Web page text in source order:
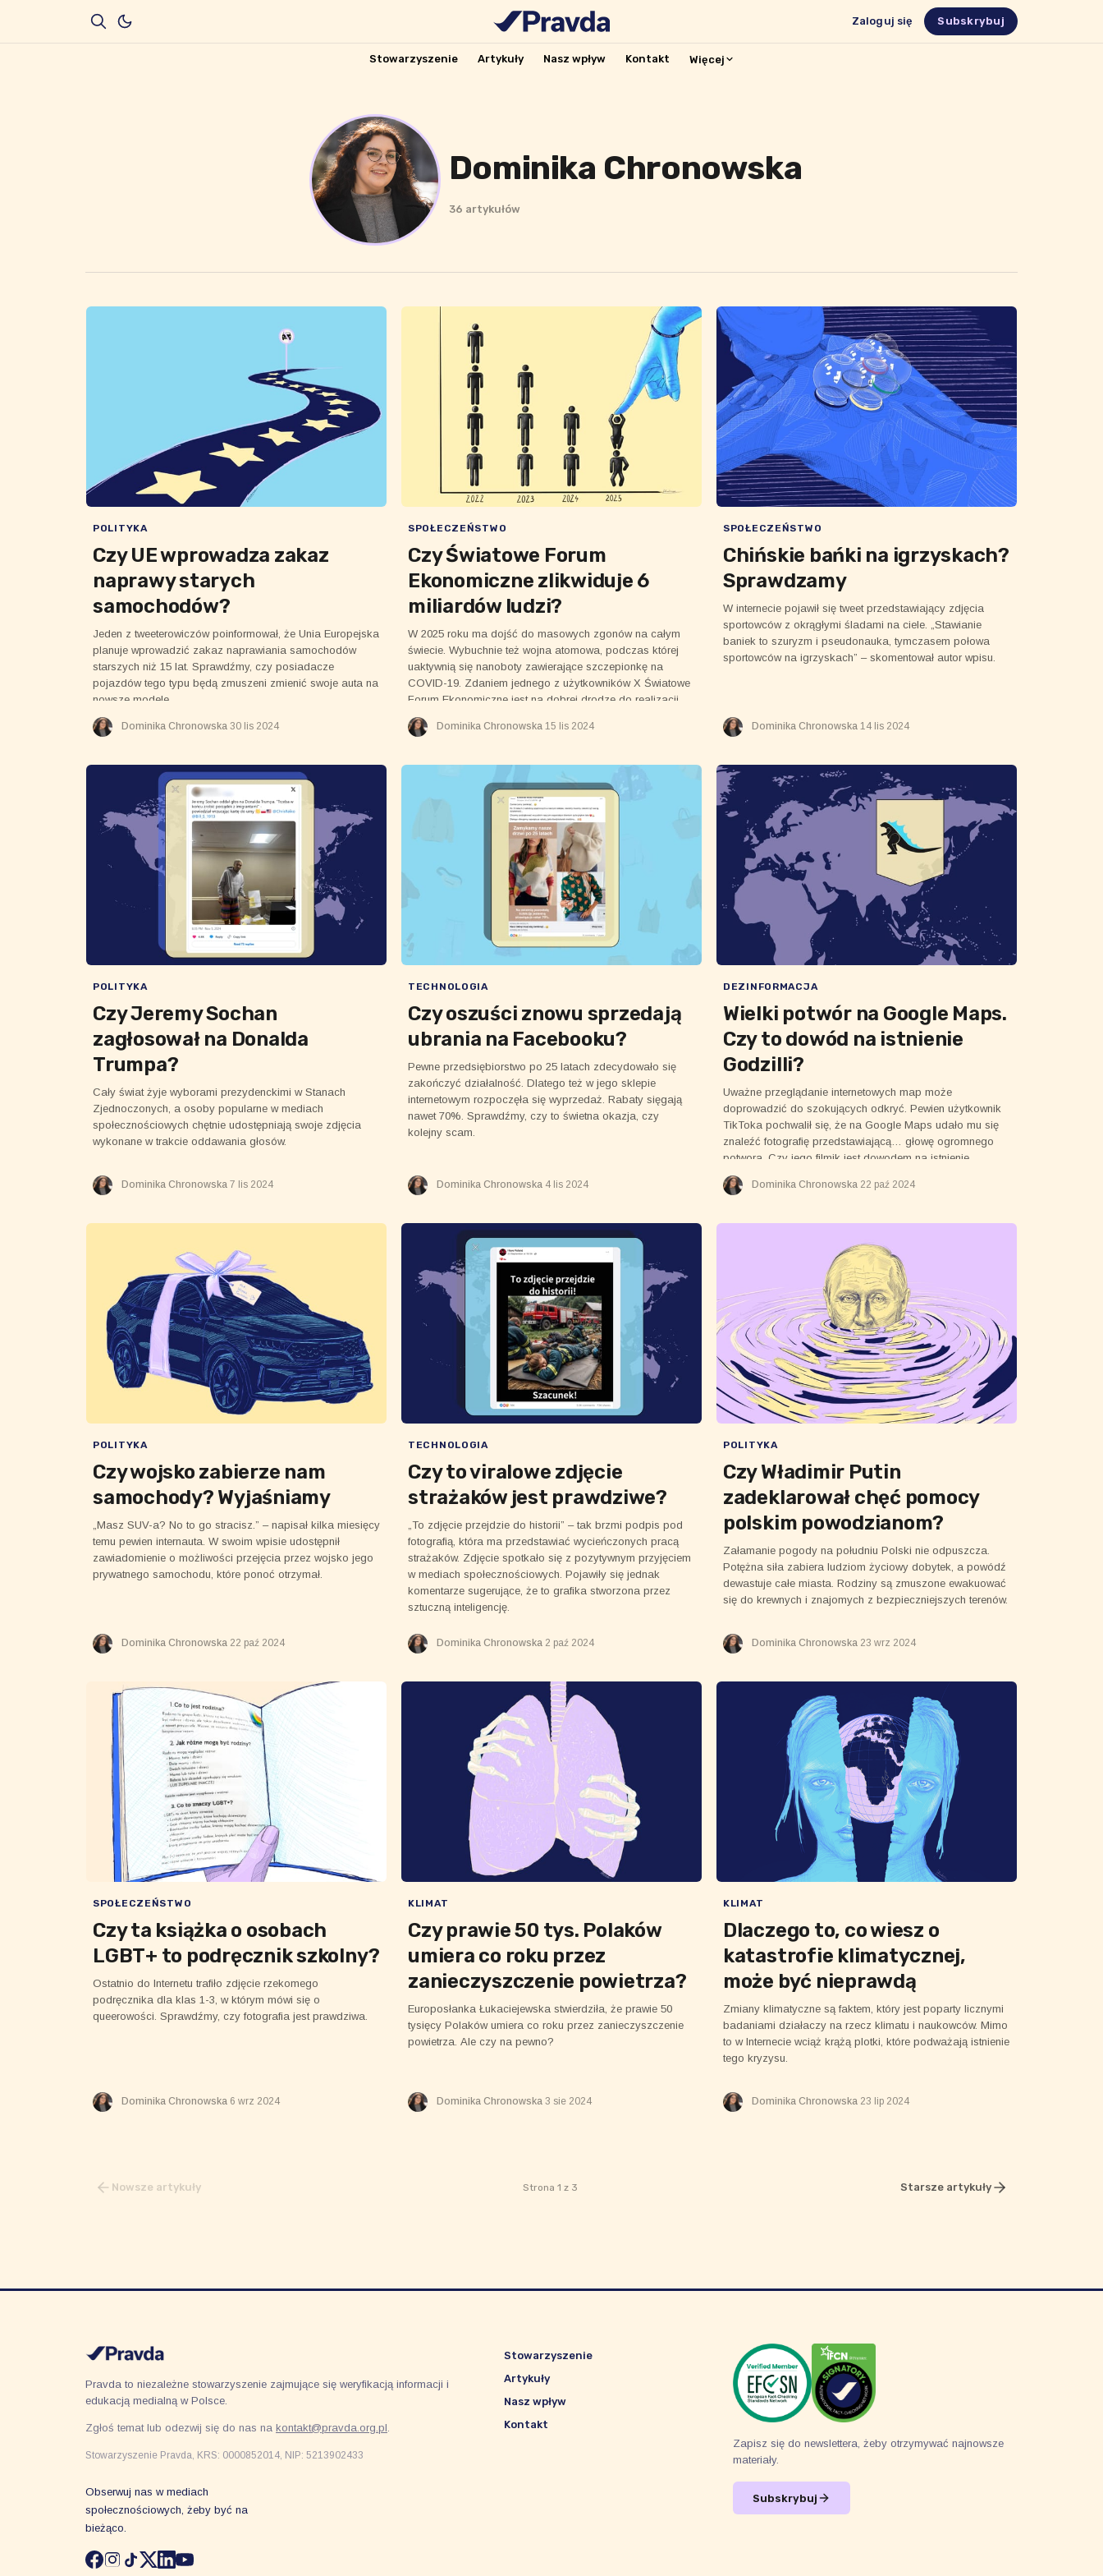
Zaloguj się Subskrybuj
Stowarzyszenie Artykuły Nasz wpływ Kontakt Więcej
Dominika Chronowska
36 artykułów
POLITYKA
Czy UE wprowadza zakaz
naprawy starych
samochodów?
Jeden z tweeterowiczów poinformował, że Unia Europejska
planuje wprowadzić zakaz naprawiania samochodów
starszych niż 15 lat. Sprawdźmy, czy posiadacze
pojazdów tego typu będą zmuszeni zmienić swoje auta na
nowsze modele.
Dominika Chronowska 30 lis 2024
SPOŁECZEŃSTWO
Czy Światowe Forum
Ekonomiczne zlikwiduje 6
miliardów ludzi?
W 2025 roku ma dojść do masowych zgonów na całym
świecie. Wybuchnie też wojna atomowa, podczas której
uaktywnią się nanoboty zawierające szczepionkę na
COVID-19. Zdaniem jednego z użytkowników X Światowe
Forum Ekonomiczne jest na dobrej drodze do realizacji
swojego makiawelicznego planu.
Dominika Chronowska 15 lis 2024
SPOŁECZEŃSTWO
Chińskie bańki na igrzyskach?
Sprawdzamy
W internecie pojawił się tweet przedstawiający zdjęcia
sportowców z okrągłymi śladami na ciele. „Stawianie
baniek to szuryzm i pseudonauka, tymczasem połowa
sportowców na igrzyskach” – skomentował autor wpisu.
Dominika Chronowska 14 lis 2024
POLITYKA
Czy Jeremy Sochan
zagłosował na Donalda
Trumpa?
Cały świat żyje wyborami prezydenckimi w Stanach
Zjednoczonych, a osoby popularne w mediach
społecznościowych chętnie udostępniają swoje zdjęcia
wykonane w trakcie oddawania głosów.
Dominika Chronowska 7 lis 2024
TECHNOLOGIA
Czy oszuści znowu sprzedają
ubrania na Facebooku?
Pewne przedsiębiorstwo po 25 latach zdecydowało się
zakończyć działalność. Dlatego też w jego sklepie
internetowym rozpoczęła się wyprzedaż. Rabaty sięgają
nawet 70%. Sprawdźmy, czy to świetna okazja, czy
kolejny scam.
Dominika Chronowska 4 lis 2024
DEZINFORMACJA
Wielki potwór na Google Maps.
Czy to dowód na istnienie
Godzilli?
Uważne przeglądanie internetowych map może
doprowadzić do szokujących odkryć. Pewien użytkownik
TikToka pochwalił się, że na Google Maps udało mu się
znaleźć fotografię przedstawiającą… głowę ogromnego
potwora. Czy jego filmik jest dowodem na istnienie
Godzilli?
Dominika Chronowska 22 paź 2024
POLITYKA
Czy wojsko zabierze nam
samochody? Wyjaśniamy
„Masz SUV-a? No to go stracisz.” – napisał kilka miesięcy
temu pewien internauta. W swoim wpisie udostępnił
zawiadomienie o możliwości przejęcia przez wojsko jego
prywatnego samochodu, które ponoć otrzymał.
Dominika Chronowska 22 paź 2024
TECHNOLOGIA
Czy to viralowe zdjęcie
strażaków jest prawdziwe?
„To zdjęcie przejdzie do historii” – tak brzmi podpis pod
fotografią, która ma przedstawiać wycieńczonych pracą
strażaków. Zdjęcie spotkało się z pozytywnym przyjęciem
w mediach społecznościowych. Pojawiły się jednak
komentarze sugerujące, że to grafika stworzona przez
sztuczną inteligencję.
Dominika Chronowska 2 paź 2024
POLITYKA
Czy Władimir Putin
zadeklarował chęć pomocy
polskim powodzianom?
Załamanie pogody na południu Polski nie odpuszcza.
Potężna siła zabiera ludziom życiowy dobytek, a powódź
dewastuje całe miasta. Rodziny są zmuszone ewakuować
się do krewnych i znajomych z bezpieczniejszych terenów.
Dominika Chronowska 23 wrz 2024
SPOŁECZEŃSTWO
Czy ta książka o osobach
LGBT+ to podręcznik szkolny?
Ostatnio do Internetu trafiło zdjęcie rzekomego
podręcznika dla klas 1-3, w którym mówi się o
queerowości. Sprawdźmy, czy fotografia jest prawdziwa.
Dominika Chronowska 6 wrz 2024
KLIMAT
Czy prawie 50 tys. Polaków
umiera co roku przez
zanieczyszczenie powietrza?
Europosłanka Łukaciejewska stwierdziła, że prawie 50
tysięcy Polaków umiera co roku przez zanieczyszczenie
powietrza. Ale czy na pewno?
Dominika Chronowska 3 sie 2024
KLIMAT
Dlaczego to, co wiesz o
katastrofie klimatycznej,
może być nieprawdą
Zmiany klimatyczne są faktem, który jest poparty licznymi
badaniami działaczy na rzecz klimatu i naukowców. Mimo
to w Internecie wciąż krążą plotki, które podważają istnienie
tego kryzysu.
Dominika Chronowska 23 lip 2024
Nowsze artykuły Strona 1 z 3 Starsze artykuły
Pravda to niezależne stowarzyszenie zajmujące się weryfikacją informacji i
edukacją medialną w Polsce.
Zgłoś temat lub odezwij się do nas na kontakt@pravda.org.pl.
Stowarzyszenie Pravda, KRS: 0000852014, NIP: 5213902433
Obserwuj nas w mediach
społecznościowych, żeby być na
bieżąco.
Stowarzyszenie
Artykuły
Nasz wpływ
Kontakt
Zapisz się do newslettera, żeby otrzymywać najnowsze
materiały.
Subskrybuj